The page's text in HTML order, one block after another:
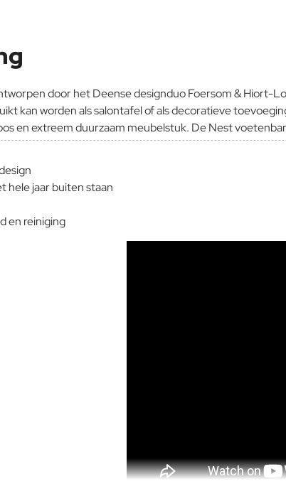
door het Deense designduo Foersom & Hiort-
kan worden als salontafel of als decoratieve
en extreem duurzaam meubelstuk. De Nest
hele jaar buiten staan
en reiniging